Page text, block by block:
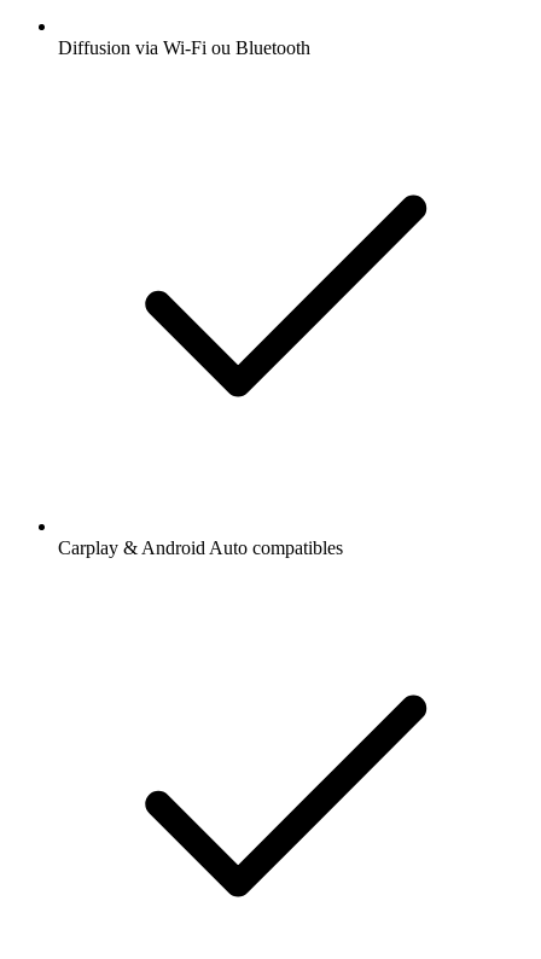
Diffusion via Wi-Fi ou Bluetooth
Carplay & Android Auto compatibles